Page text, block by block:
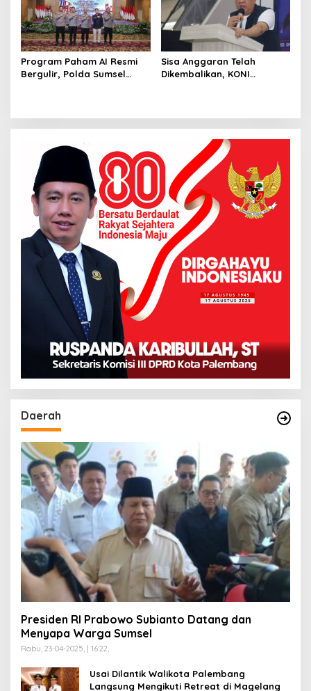
Program Paham AI Resmi
Bergulir, Polda Sumsel
Sisa Anggaran Telah
Dikembalikan, KONI
Daerah
Presiden RI Prabowo Subianto Datang dan
Menyapa Warga Sumsel
Rabu, 23-04-2025, | 16:22,
Usai Dilantik Walikota Palembang
Langsung Mengikuti Retreat di Magelang